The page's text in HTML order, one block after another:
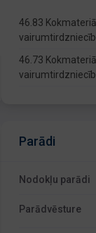
46.83
46.73
Parādi
Nodokļu parādi
Parādvēsture